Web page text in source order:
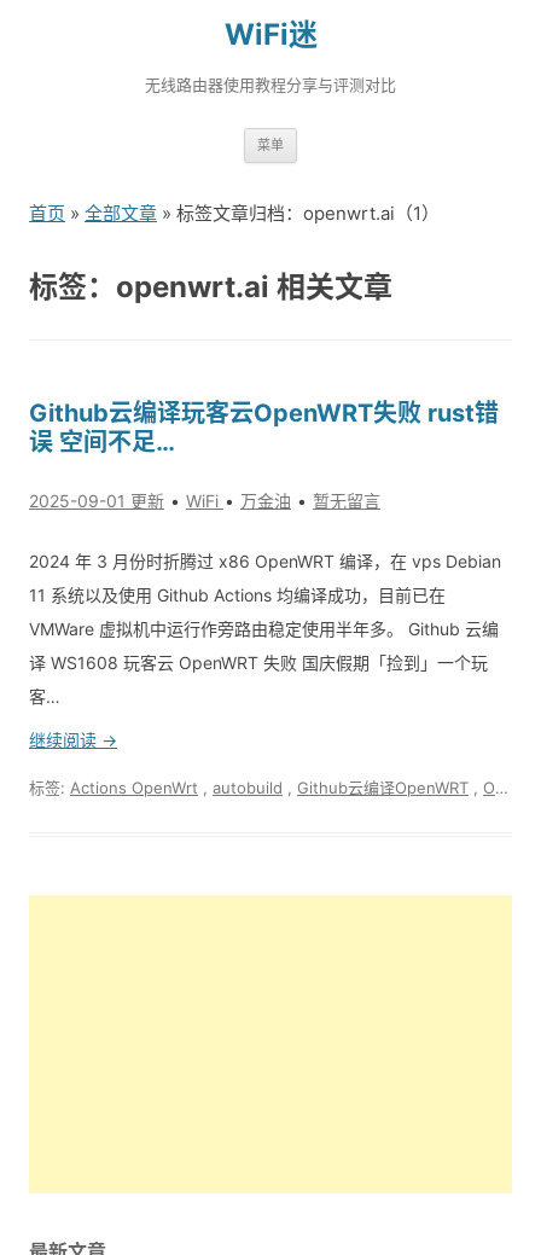
WiFi迷
无线路由器使用教程分享与评测对比
菜单
首页 » 全部文章 » 标签文章归档：openwrt.ai（1）
标签：openwrt.ai 相关文章
Github云编译玩客云OpenWRT失败 rust错
误 空间不足…
2025-09-01 更新 WiFi 万金油 暂无留言
2024 年 3 月份时折腾过 x86 OpenWRT 编译，在 vps Debian
11 系统以及使用 Github Actions 均编译成功，目前已在
VMWare 虚拟机中运行作旁路由稳定使用半年多。 Github 云编
译 WS1608 玩客云 OpenWRT 失败 国庆假期「捡到」一个玩
客…
继续阅读 →
标签: Actions OpenWrt autobuild Github云编译OpenWRT OpenWRT